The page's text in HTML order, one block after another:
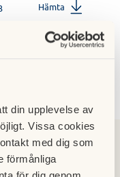
din upplevelse av
Vissa cookies
med dig som
förmånliga
Hämta